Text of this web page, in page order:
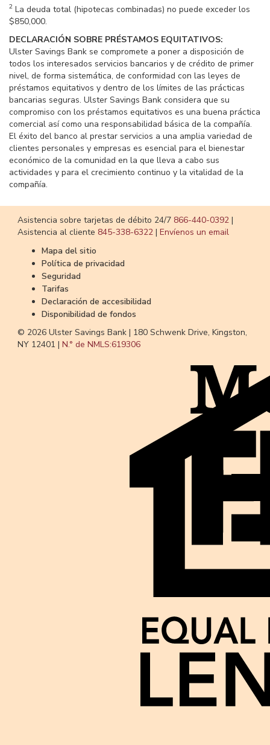
2 La deuda total (hipotecas combinadas) no puede exceder los
$850,000.
DECLARACIÓN SOBRE PRÉSTAMOS EQUITATIVOS:
Ulster Savings Bank se compromete a poner a disposición de
todos los interesados servicios bancarios y de crédito de primer
nivel, de forma sistemática, de conformidad con las leyes de
préstamos equitativos y dentro de los límites de las prácticas
bancarias seguras. Ulster Savings Bank considera que su
compromiso con los préstamos equitativos es una buena práctica
comercial así como una responsabilidad básica de la compañía.
El éxito del banco al prestar servicios a una amplia variedad de
clientes personales y empresas es esencial para el bienestar
económico de la comunidad en la que lleva a cabo sus
actividades y para el crecimiento continuo y la vitalidad de la
compañía.
​​​​​​​Asistencia sobre tarjetas de débito 24/7 866-440-0392 |
Asistencia al cliente ​​​​​​​845-338-6322 | Envíenos un email
Mapa del sitio
Política de privacidad
Seguridad
Tarifas
Declaración de accesibilidad
Disponibilidad de fondos
© 2026 Ulster Savings Bank | 180 Schwenk Drive, Kingston,
NY 12401 | N.° de NMLS:619306